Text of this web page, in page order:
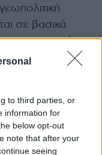
to third parties, or
information for
below opt-out
note that after your
seeing
σε βασικά
και οικονομίας.